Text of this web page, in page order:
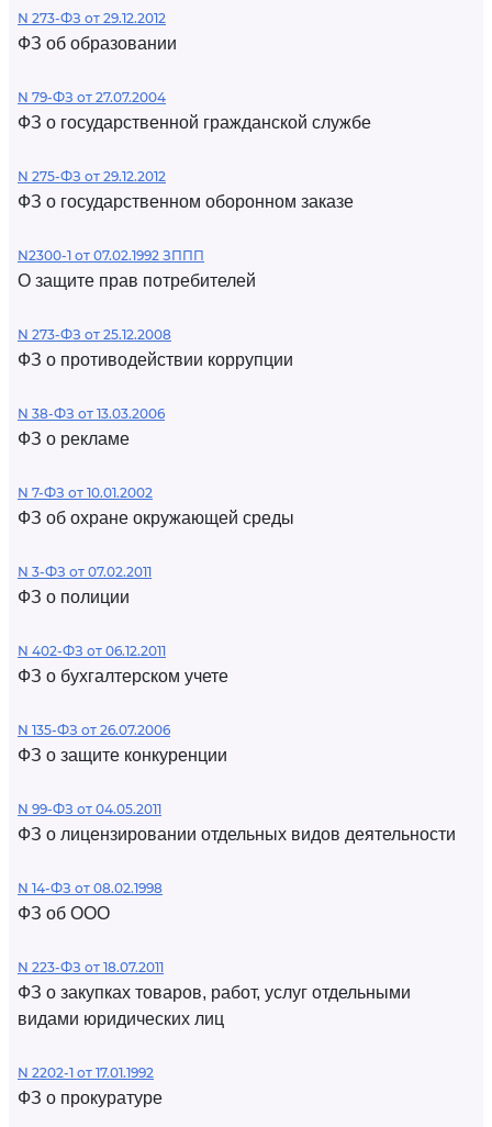
N 273-ФЗ от 29.12.2012
ФЗ об образовании
N 79-ФЗ от 27.07.2004
ФЗ о государственной гражданской службе
N 275-ФЗ от 29.12.2012
ФЗ о государственном оборонном заказе
N2300-1 от 07.02.1992 ЗППП
О защите прав потребителей
N 273-ФЗ от 25.12.2008
ФЗ о противодействии коррупции
N 38-ФЗ от 13.03.2006
ФЗ о рекламе
N 7-ФЗ от 10.01.2002
ФЗ об охране окружающей среды
N 3-ФЗ от 07.02.2011
ФЗ о полиции
N 402-ФЗ от 06.12.2011
ФЗ о бухгалтерском учете
N 135-ФЗ от 26.07.2006
ФЗ о защите конкуренции
N 99-ФЗ от 04.05.2011
ФЗ о лицензировании отдельных видов деятельности
N 14-ФЗ от 08.02.1998
ФЗ об ООО
N 223-ФЗ от 18.07.2011
ФЗ о закупках товаров, работ, услуг отдельными
видами юридических лиц
N 2202-1 от 17.01.1992
ФЗ о прокуратуре